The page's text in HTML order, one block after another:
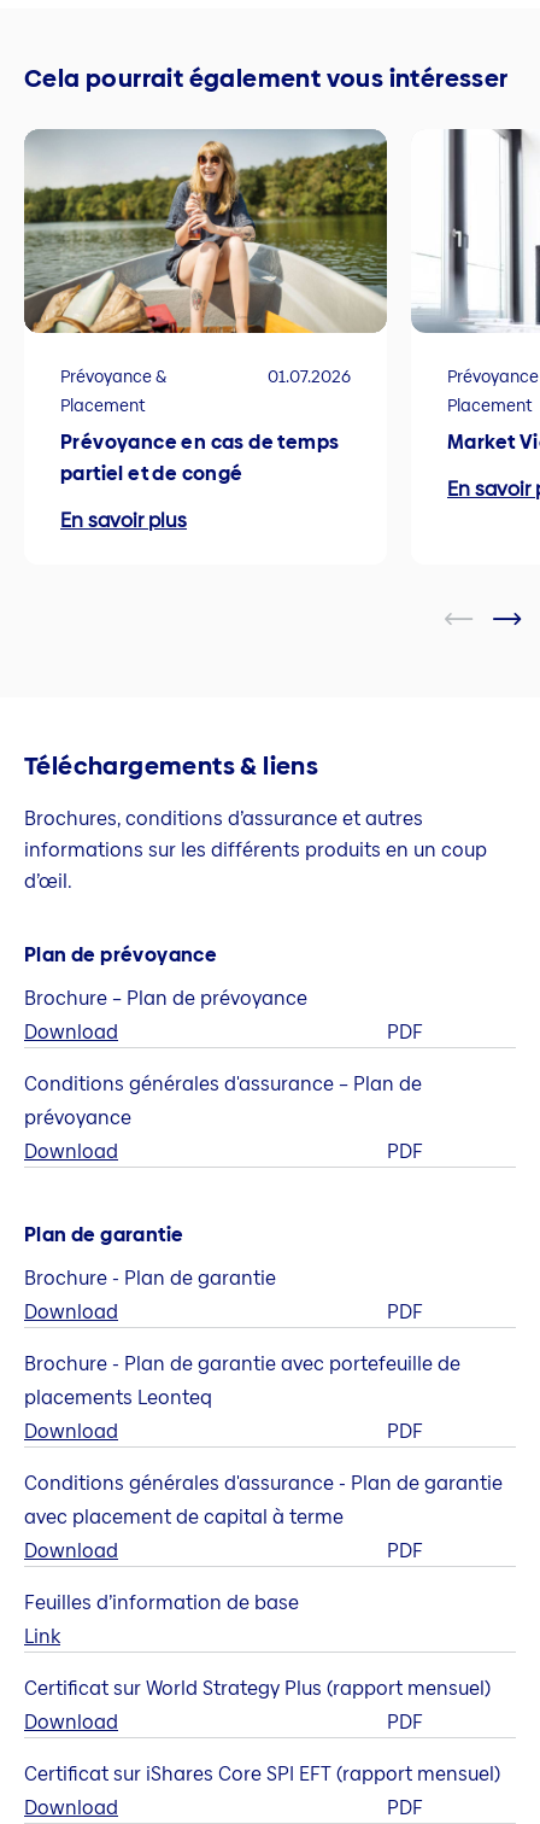
Cela pourrait également vous intéresser
Prévoyance &
Placement
01.07.2026
Prévoyance en cas de temps
partiel et de congé
En savoir plus
Placement
Market
En savoir
Téléchargements & liens
Brochures, conditions d’assurance et autres
informations sur les différents produits en un coup
d’œil.
Plan de prévoyance
Brochure – Plan de prévoyance
Download
PDF
Conditions générales d'assurance – Plan de
prévoyance
Download
PDF
Plan de garantie
Brochure - Plan de garantie
Download
PDF
Brochure - Plan de garantie avec portefeuille de
placements Leonteq
Download
PDF
Conditions générales d'assurance - Plan de garantie
avec placement de capital à terme
Download
PDF
Feuilles d’information de base
Link
Certificat sur World Strategy Plus (rapport mensuel)
Download
PDF
Certificat sur iShares Core SPI EFT (rapport mensuel)
Download
PDF